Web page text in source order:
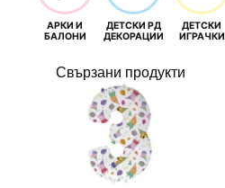
АРКИ И
БАЛОНИ
ДЕТСКИ РД
ДЕКОРАЦИИ
ДЕТСКИ
ИГРАЧКИ
Свързани продукти